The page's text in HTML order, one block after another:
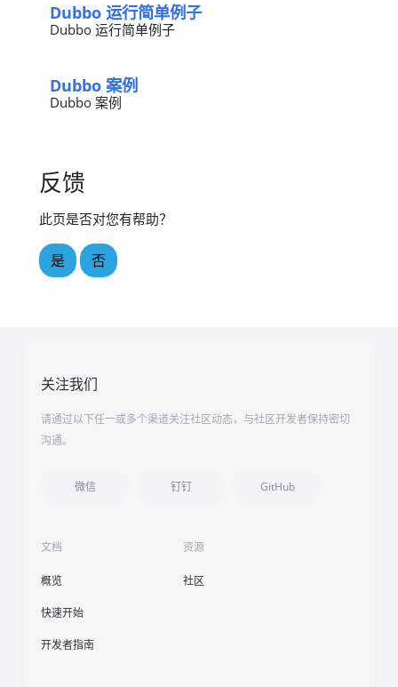
Dubbo 运行简单例子
Dubbo 运行简单例子
Dubbo 案例
Dubbo 案例
反馈
此页是否对您有帮助？
是 否
关注我们
请通过以下任一或多个渠道关注社区动态，与社区开发者保持密切
沟通。
微信 钉钉 GitHub
文档
概览
快速开始
开发者指南
资源
社区